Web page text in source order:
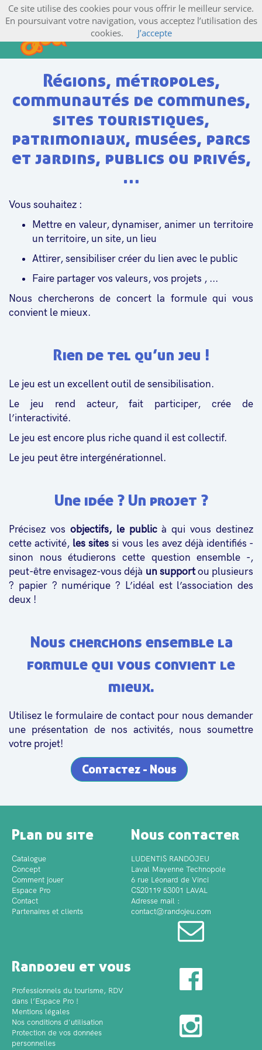
Régions, métropoles,
communautés de communes,
sites touristiques,
patrimoniaux, musées, parcs
et jardins, publics ou privés,
…
Vous souhaitez :
Mettre en valeur, dynamiser, animer un territoire
un territoire, un site, un lieu
Attirer, sensibiliser créer du lien avec le public
Faire partager vos valeurs, vos projets , ...
Nous chercherons de concert la formule qui vous
convient le mieux.
Rien de tel qu’un jeu !
Le jeu est un excellent outil de sensibilisation.
Le jeu rend acteur, fait participer, crée de
l’interactivité.
Le jeu est encore plus riche quand il est collectif.
Le jeu peut être intergénérationnel.
Une idée ? Un projet ?
Précisez vos objectifs, le publicà qui vous destinez
cette activité, les sites si vous les avez déjà identifiés -
sinon nous étudierons cette question ensemble -,
peut-être envisagez-vous déjà un supportou plusieurs
? papier ? numérique ? L’idéal est l’association des
deux !
Nous cherchons ensemble la
formule qui vous convient le
mieux.
Utilisez le formulaire de contact pour nous demander
une présentation de nos activités, nous soumettre
votre projet!
Contactez - Nous
Plan du site
Catalogue
Concept
Comment jouer
Espace Pro
Contact
Partenaires et clients
Nous contacter
LUDENTIS RANDOJEU
Laval Mayenne Technopole
6 rue Léonard de Vinci
CS20119 53001 LAVAL
Adresse mail :
contact@randojeu.com
Randojeu et vous
Professionnels du tourisme, RDV
dans l’Espace Pro !
Mentions légales
Nos conditions d'utilisation
Protection de vos données
personnelles
Ce site utilise des cookies pour vous offrir le meilleur service.
En poursuivant votre navigation, vous acceptez l’utilisation des
cookies.
J’accepte